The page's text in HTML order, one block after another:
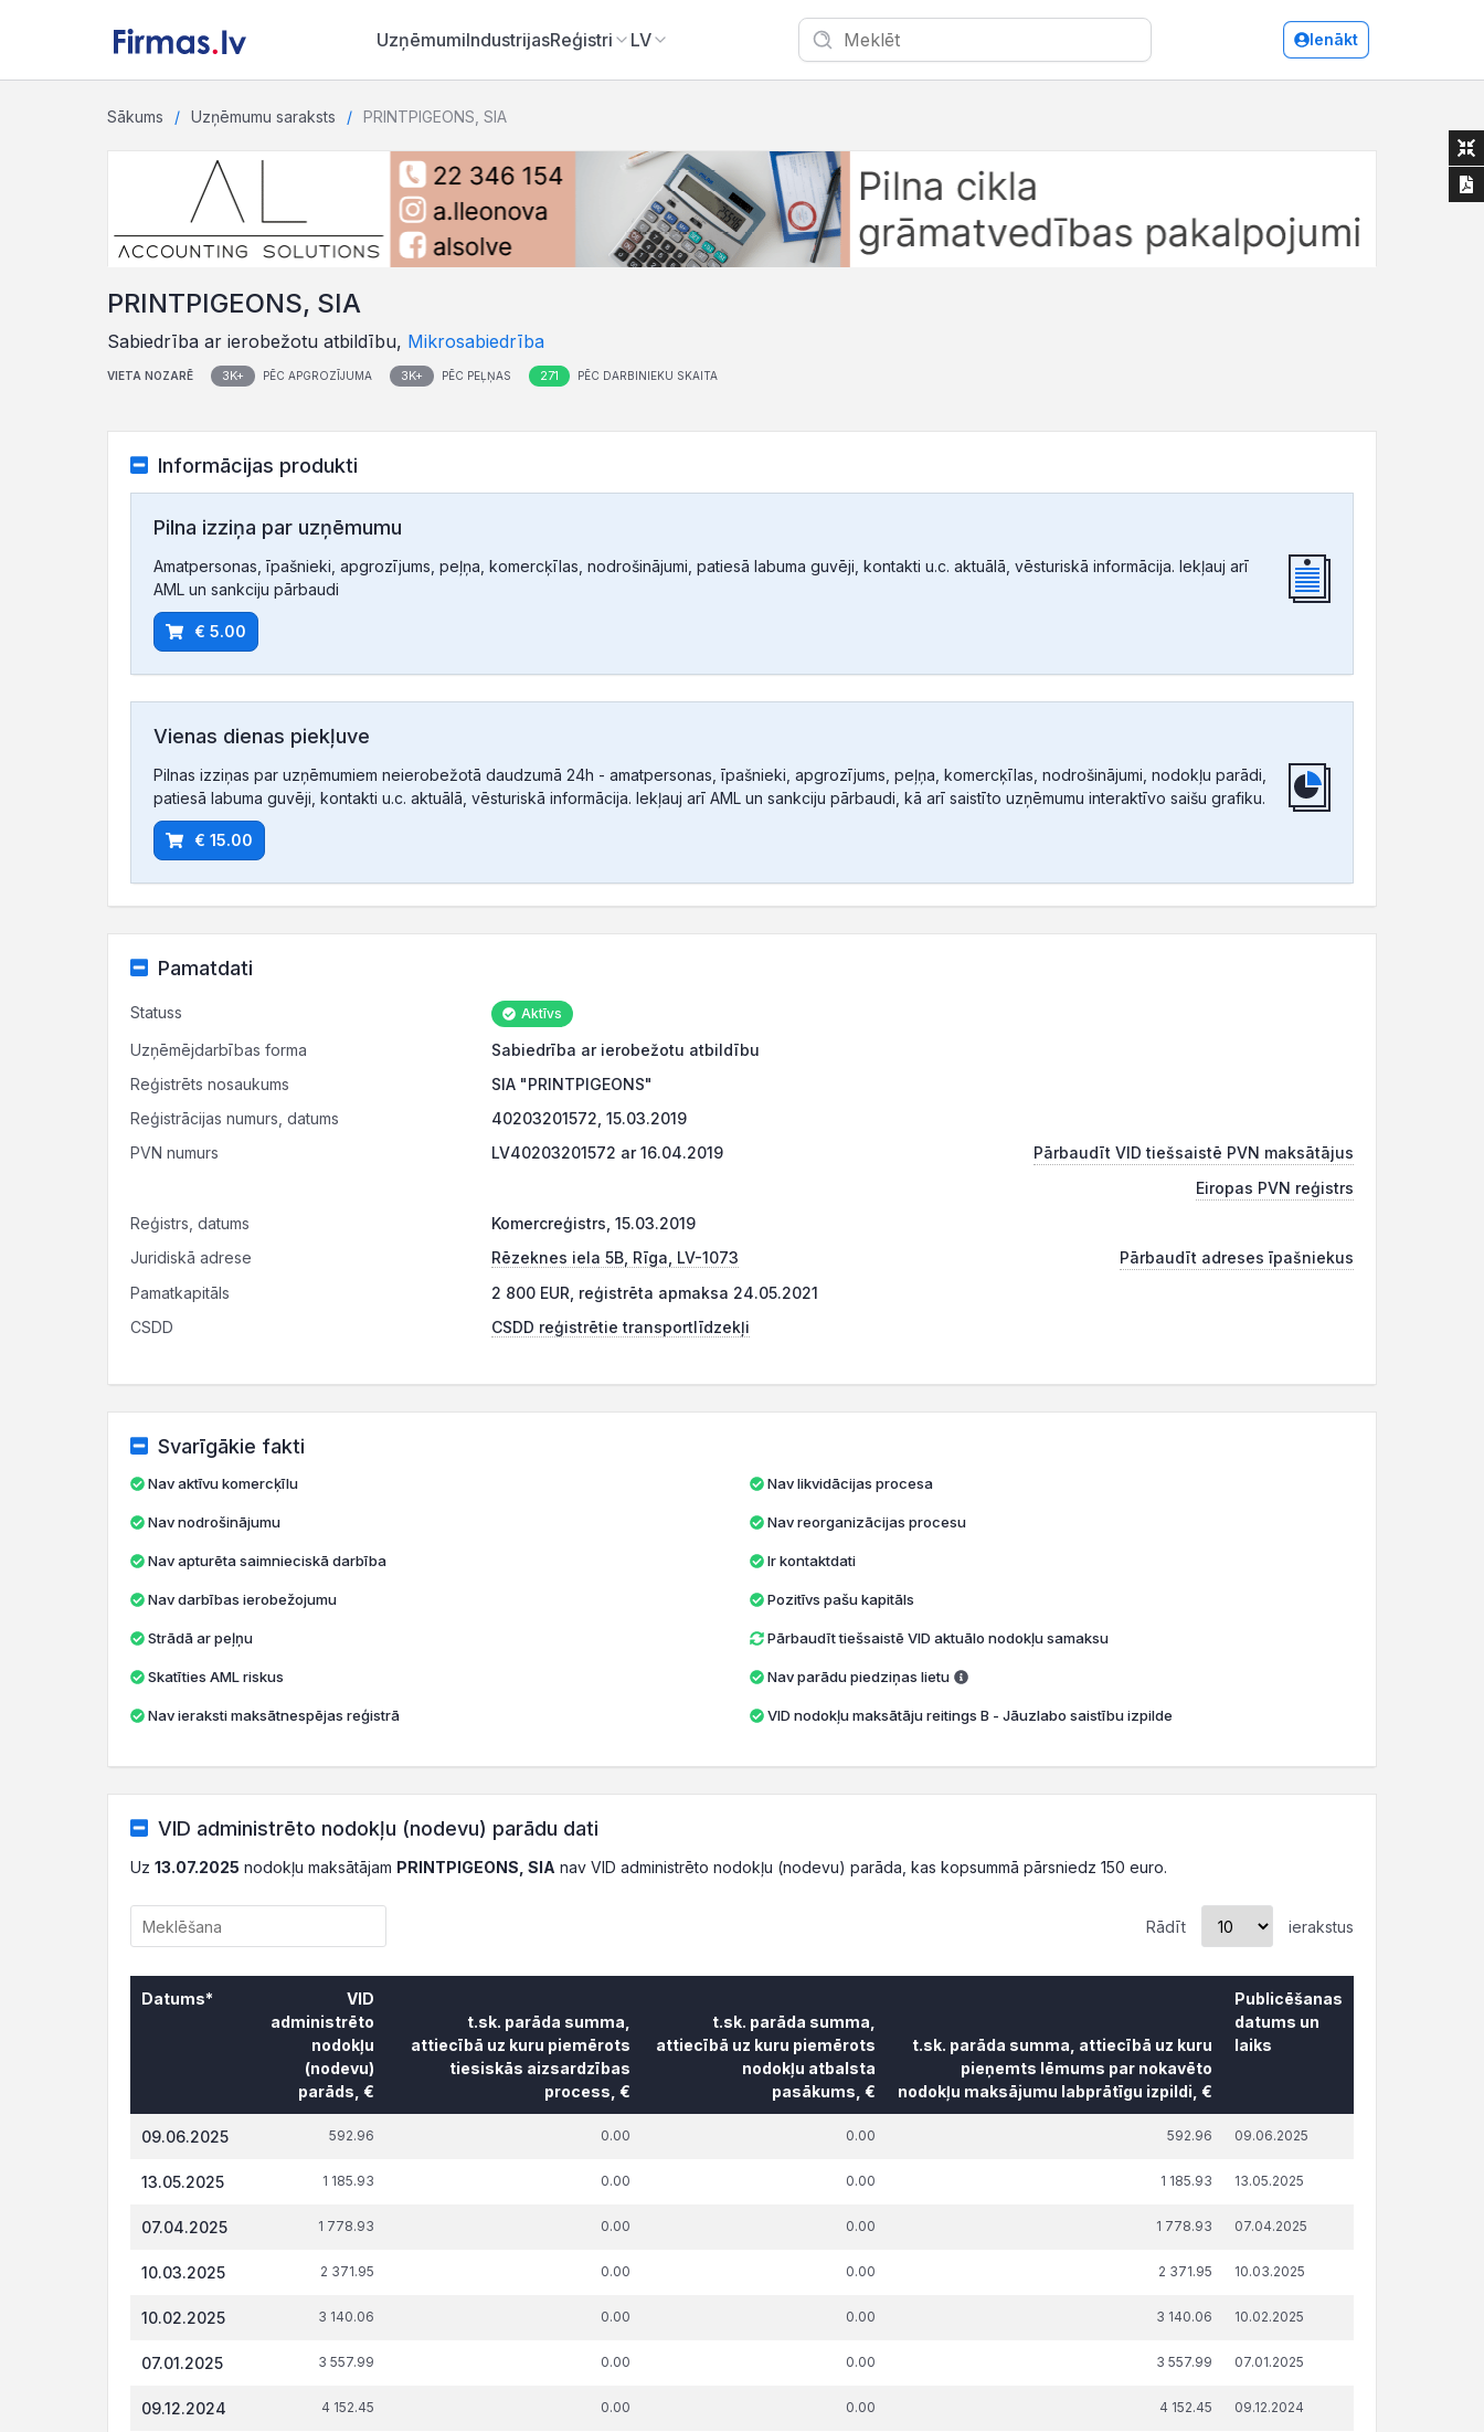
UzņēmumiIndustrijasReģistri LV Ienākt
Sākums Uzņēmumu saraksts PRINTPIGEONS, SIA
PRINTPIGEONS, SIA
Sabiedrība ar ierobežotu atbildību, Mikrosabiedrība
VIETA NOZARĒ 3K+ PĒC APGROZĪJUMA 3K+ PĒC PEĻŅAS 271 PĒC DARBINIEKU SKAITA
Informācijas produkti
Pilna izziņa par uzņēmumu
Amatpersonas, īpašnieki, apgrozījums, peļņa, komercķīlas, nodrošinājumi, patiesā labuma guvēji, kontakti u.c. aktuālā, vēsturiskā informācija. Iekļauj arī
AML un sankciju pārbaudi
€ 5.00
Vienas dienas piekļuve
Pilnas izziņas par uzņēmumiem neierobežotā daudzumā 24h - amatpersonas, īpašnieki, apgrozījums, peļņa, komercķīlas, nodrošinājumi, nodokļu parādi,
patiesā labuma guvēji, kontakti u.c. aktuālā, vēsturiskā informācija. Iekļauj arī AML un sankciju pārbaudi, kā arī saistīto uzņēmumu interaktīvo saišu grafiku.
€ 15.00
Pamatdati
Statuss Aktīvs
Uzņēmējdarbības forma
Sabiedrība ar ierobežotu atbildību
Reģistrēts nosaukums
SIA "PRINTPIGEONS"
Reģistrācijas numurs, datums
40203201572, 15.03.2019
PVN numurs
LV40203201572 ar 16.04.2019
Pārbaudīt VID tiešsaistē PVN maksātājus
Eiropas PVN reģistrs
Reģistrs, datums
Komercreģistrs, 15.03.2019
Juridiskā adrese
Rēzeknes iela 5B, Rīga, LV-1073
Pārbaudīt adreses īpašniekus
Pamatkapitāls
2 800 EUR, reģistrēta apmaksa 24.05.2021
CSDD
CSDD reģistrētie transportlīdzekļi
Svarīgākie fakti
Nav aktīvu komercķīlu
Nav nodrošinājumu
Nav apturēta saimnieciskā darbība
Nav darbības ierobežojumu
Strādā ar peļņu
Skatīties AML riskus
Nav ieraksti maksātnespējas reģistrā
Nav likvidācijas procesa
Nav reorganizācijas procesu
Ir kontaktdati
Pozitīvs pašu kapitāls
Pārbaudīt tiešsaistē VID aktuālo nodokļu samaksu
Nav parādu piedziņas lietu
VID nodokļu maksātāju reitings B - Jāuzlabo saistību izpilde
VID administrēto nodokļu (nodevu) parādu dati
Uz 13.07.2025 nodokļu maksātājam PRINTPIGEONS, SIA nav VID administrēto nodokļu (nodevu) parāda, kas kopsummā pārsniedz 150 euro.
Rādīt ierakstus
Datums*
VID
administrēto
nodokļu
(nodevu)
parāds, €
t.sk. parāda summa,
attiecībā uz kuru piemērots
tiesiskās aizsardzības
process, €
t.sk. parāda summa,
attiecībā uz kuru piemērots
nodokļu atbalsta
pasākums, €
t.sk. parāda summa, attiecībā uz kuru
pieņemts lēmums par nokavēto
nodokļu maksājumu labprātīgu izpildi, €
Publicēšanas
datums un
laiks
nodokļu
parāds, €
tiesiskās aizsardzības
nodokļu atbalsta
nodokļu maksājumu labprātīgu izpildi, €
laiks
09.06.2025 592.96 0.00 0.00 592.96 09.06.2025
13.05.2025 1 185.93 0.00 0.00 1 185.93 13.05.2025
07.04.2025 1 778.93 0.00 0.00 1 778.93 07.04.2025
10.03.2025 2 371.95 0.00 0.00 2 371.95 10.03.2025
10.02.2025 3 140.06 0.00 0.00 3 140.06 10.02.2025
07.01.2025 3 557.99 0.00 0.00 3 557.99 07.01.2025
09.12.2024 4 152.45 0.00 0.00 4 152.45 09.12.2024